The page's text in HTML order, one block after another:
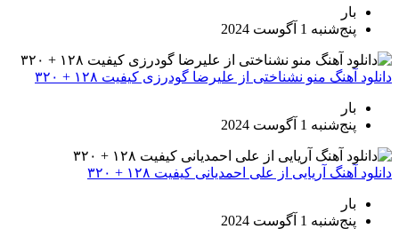
بار
پنج‌شنبه 1 آگوست 2024
دانلود آهنگ منو نشناختی از علیرضا گودرزی کیفیت ۱۲۸ + ۳۲۰
بار
پنج‌شنبه 1 آگوست 2024
دانلود آهنگ آریایی از علی احمدیانی کیفیت ۱۲۸ + ۳۲۰
بار
پنج‌شنبه 1 آگوست 2024